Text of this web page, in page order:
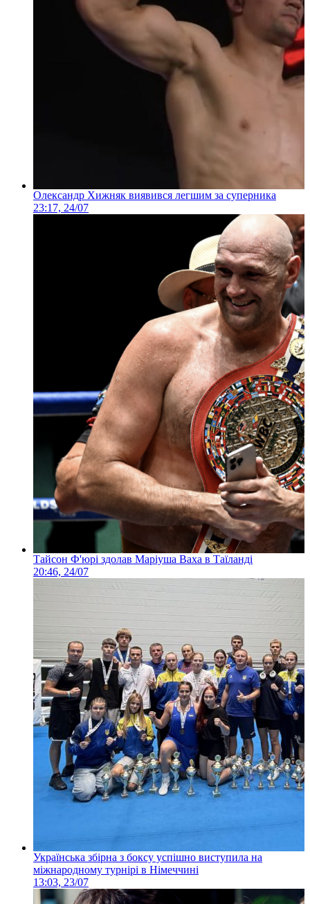
Олександр Хижняк виявився легшим за суперника
23:17, 24/07
Тайсон Ф'юрі здолав Маріуша Ваха в Таїланді
20:46, 24/07
Українська збірна з боксу успішно виступила на
міжнародному турнірі в Німеччині
13:03, 23/07